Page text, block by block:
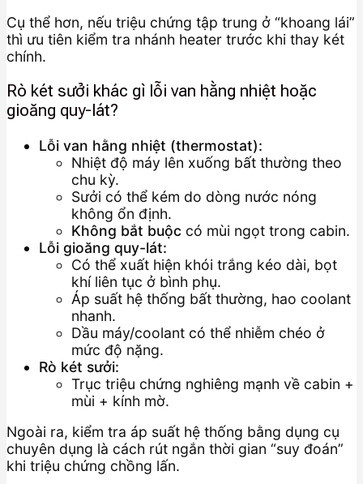
Cụ thể hơn, nếu triệu chứng tập trung ở “khoang lái”
thì ưu tiên kiểm tra nhánh heater trước khi thay két
chính.
Rò két sưởi khác gì lỗi van hằng nhiệt hoặc
gioăng quy-lát?
Lỗi van hằng nhiệt (thermostat):
Nhiệt độ máy lên xuống bất thường theo
chu kỳ.
Sưởi có thể kém do dòng nước nóng
không ổn định.
Không bắt buộc có mùi ngọt trong cabin.
Lỗi gioăng quy-lát:
Có thể xuất hiện khói trắng kéo dài, bọt
khí liên tục ở bình phụ.
Áp suất hệ thống bất thường, hao coolant
nhanh.
Dầu máy/coolant có thể nhiễm chéo ở
mức độ nặng.
Rò két sưởi:
Trục triệu chứng nghiêng mạnh về cabin +
mùi + kính mờ.
Ngoài ra, kiểm tra áp suất hệ thống bằng dụng cụ
chuyên dụng là cách rút ngắn thời gian “suy đoán”
khi triệu chứng chồng lấn.